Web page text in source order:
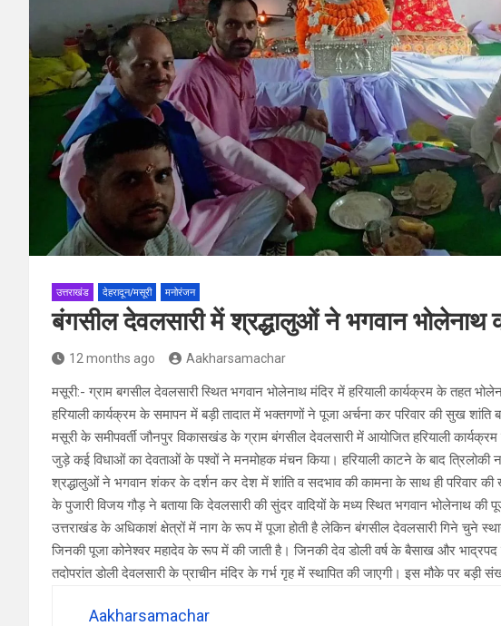
उत्तराखंड देहरादून/मसूरी मनोरंजन
बंगसील देवलसारी में श्रद्धालुओं ने भगवान भोलेनाथ
12 months ago Aakharsamachar
मसूरी:- ग्राम बगसील देवलसारी स्थित भगवान भोलेनाथ मंदिर में हरियाली कार्यक्रम के तहत
हरियाली कार्यक्रम के समापन में बड़ी तादात में भक्तगणों ने पूजा अर्चना कर परिवार की सुख शांति
मसूरी के समीपवर्ती जौनपुर विकासखंड के ग्राम बंगसील देवलसारी में आयोजित हरियाली
जुड़े कई विधाओं का देवताओं के पश्वों ने मनमोहक मंचन किया। हरियाली काटने के बाद त्रिलोकी
श्रद्धालुओं ने भगवान शंकर के दर्शन कर देश में शांति व सदभाव की कामना के साथ ही परिवार
के पुजारी विजय गौड़ ने बताया कि देवलसारी की सुंदर वादियों के मध्य स्थित भगवान भोलेनाथ की
उत्तराखंड के अधिकाशं क्षेत्रों में नाग के रूप में पूजा होती है लेकिन बंगसील देवलसारी गिने चुने
जिनकी पूजा कोनेश्वर महादेव के रूप में की जाती है। जिनकी देव डोली वर्ष के बैसाख और भाद्रपद
तदोपरांत डोली देवलसारी के प्राचीन मंदिर के गर्भ गृह में स्थापित की जाएगी। इस मौके पर बड़ी
Aakharsamachar